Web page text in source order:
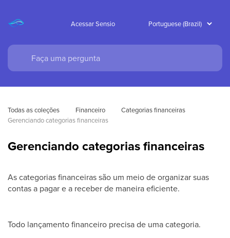
Acessar Sensio
Todas as coleções Financeiro
Categorias financeiras
Gerenciando categorias financeiras
Gerenciando categorias financeiras
As categorias financeiras são um meio de organizar suas
contas a pagar e a receber de maneira eficiente.
Todo lançamento financeiro precisa de uma categoria.